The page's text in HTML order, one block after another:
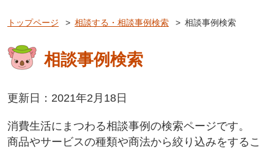
トップページ > 相談する・相談事例検索 > 相談事例検索
相談事例検索
更新日：2021年2月18日
消費生活にまつわる相談事例の検索ページです。
商品やサービスの種類や商法から絞り込みをするこ